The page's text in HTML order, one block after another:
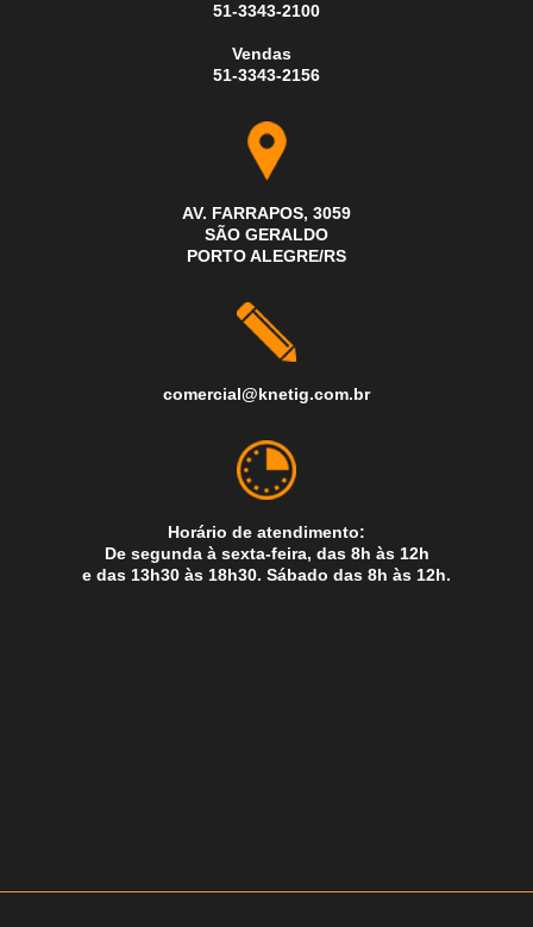
51-3343-2100
Vendas
51-3343-2156
AV. FARRAPOS, 3059
SÃO GERALDO
PORTO ALEGRE/RS
comercial@knetig.com.br
Horário de atendimento:
De segunda à sexta-feira, das 8h às 12h
e das 13h30 às 18h30. Sábado das 8h às 12h.